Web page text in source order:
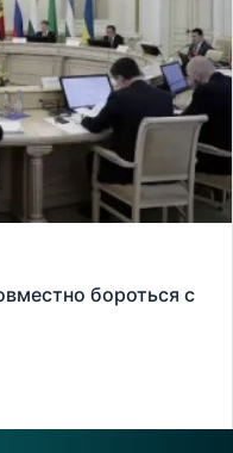
бороться с